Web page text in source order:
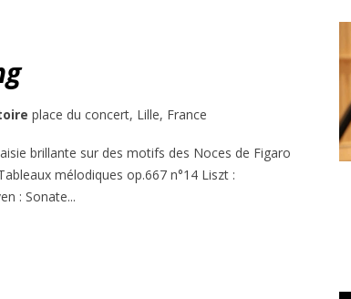
place du concert, Lille, France
brillante sur des motifs des Noces de Figaro
mélodiques op.667 n°14 Liszt :
: Sonate...